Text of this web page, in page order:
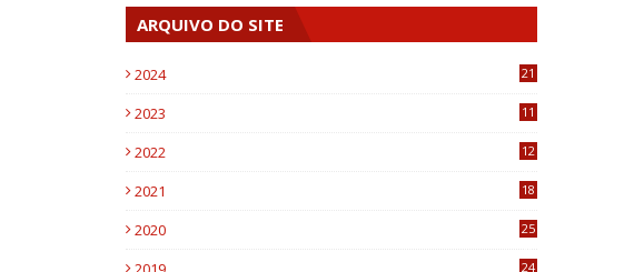
ARQUIVO DO SITE
2024 21
2023
11
2022
12
2021
18
2020
25
24